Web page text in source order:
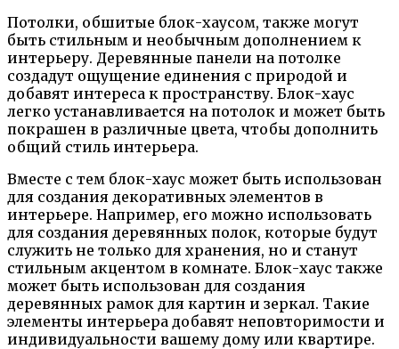
Потолки, обшитые блок-хаусом, также могут
быть стильным и необычным дополнением к
интерьеру. Деревянные панели на потолке
создадут ощущение единения с природой и
добавят интереса к пространству. Блок-хаус
легко устанавливается на потолок и может быть
покрашен в различные цвета, чтобы дополнить
общий стиль интерьера.
Вместе с тем блок-хаус может быть использован
для создания декоративных элементов в
интерьере. Например, его можно использовать
для создания деревянных полок, которые будут
служить не только для хранения, но и станут
стильным акцентом в комнате. Блок-хаус также
может быть использован для создания
деревянных рамок для картин и зеркал. Такие
элементы интерьера добавят неповторимости и
индивидуальности вашему дому или квартире.